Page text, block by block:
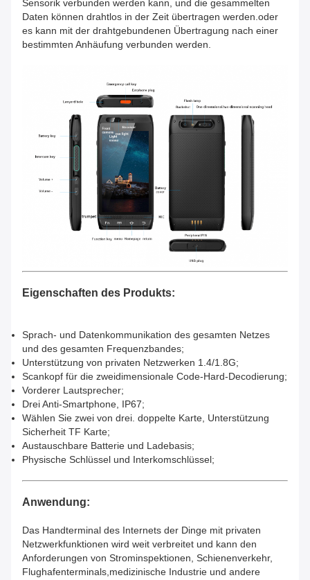
Sensorik verbunden werden kann, und die gesammelten
Daten können drahtlos in der Zeit übertragen werden.oder
es kann mit der drahtgebundenen Übertragung nach einer
bestimmten Anhäufung verbunden werden.
Eigenschaften des Produkts:
Sprach- und Datenkommunikation des gesamten Netzes
und des gesamten Frequenzbandes;
Unterstützung von privaten Netzwerken 1.4/1.8G;
Scankopf für die zweidimensionale Code-Hard-Decodierung;
Vorderer Lautsprecher;
Drei Anti-Smartphone, IP67;
Wählen Sie zwei von drei. doppelte Karte, Unterstützung
Sicherheit TF Karte;
Austauschbare Batterie und Ladebasis;
Physische Schlüssel und Interkomschlüssel;
Anwendung:
Das Handterminal des Internets der Dinge mit privaten
Netzwerkfunktionen wird weit verbreitet und kann den
Anforderungen von Strominspektionen, Schienenverkehr,
Flughafenterminals,medizinische Industrie und andere